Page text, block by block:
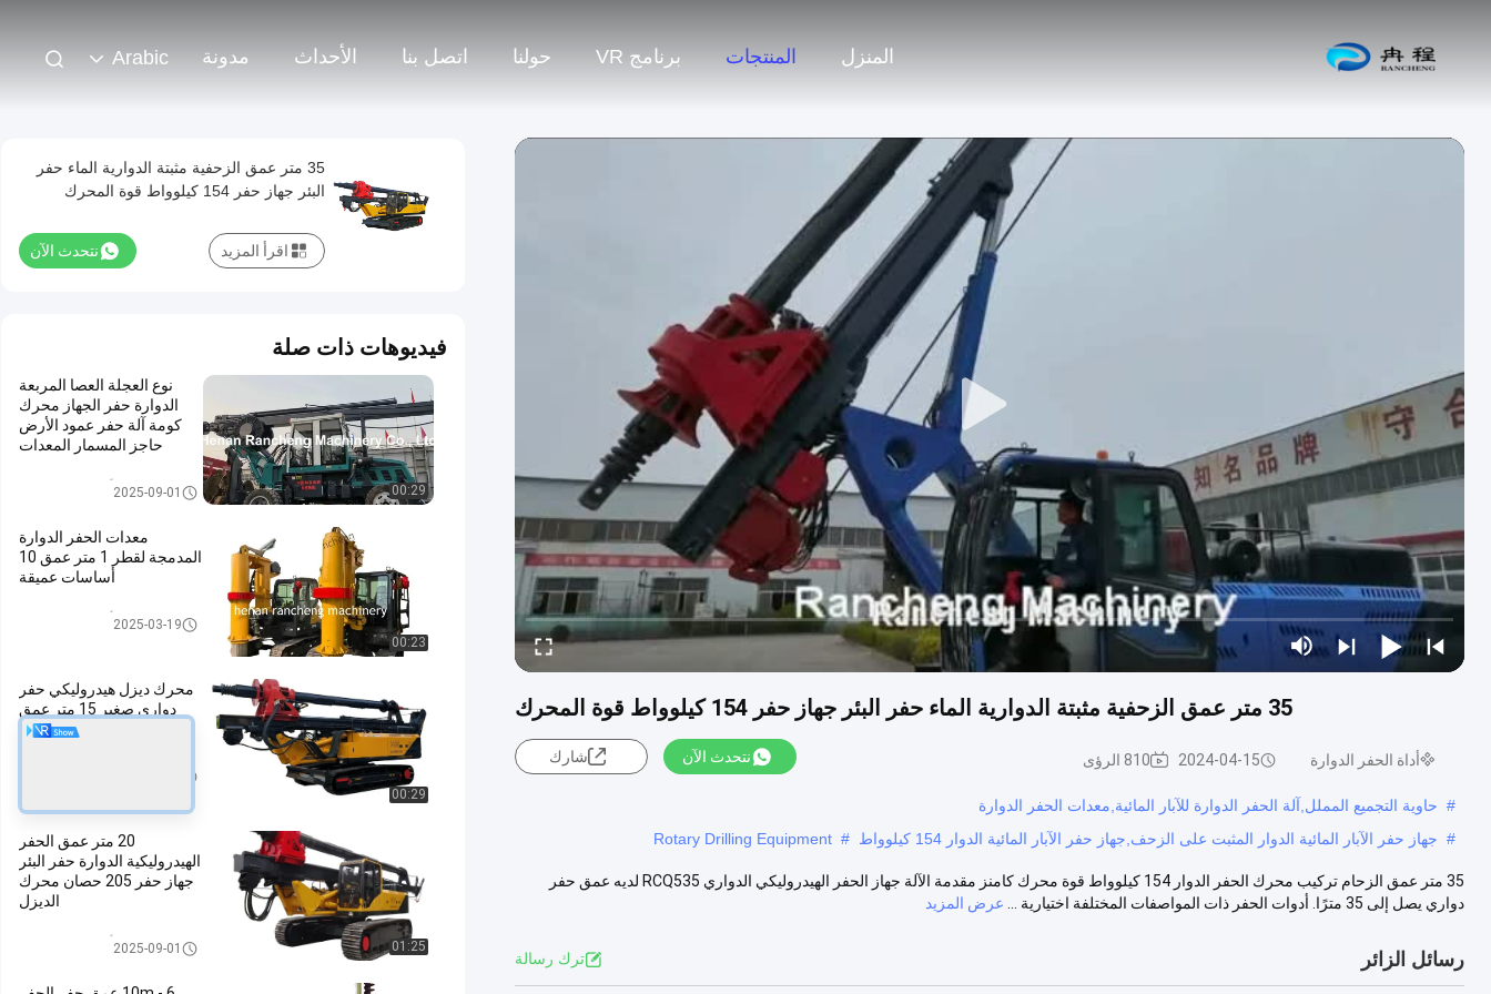
المنزل المنتجات برنامج VR حولنا اتصل بنا الأحداث مدونة Arabic
35 متر عمق الزحفية مثبتة الدوارية الماء حفر البئر جهاز حفر 154 كيلوواط قوة المحرك
أداة الحفر الدوارة 2024-04-15 810 الرؤى نتحدث الآن شارك
# حاوية التجميع المملل,آلة الحفر الدوارة للآبار المائية,معدات الحفر الدوارة
# جهاز حفر الآبار المائية الدوار المثبت على الزحف,جهاز حفر الآبار المائية الدوار 154 كيلوواط #
Rotary Drilling Equipment
35 متر عمق الزحام تركيب محرك الحفر الدوار 154 كيلوواط قوة محرك كامنز مقدمة الآلة جهاز الحفر الهيدروليكي الدواري RCQ535 لديه عمق حفر
دواري يصل إلى 35 مترًا. أدوات الحفر ذات المواصفات المختلفة اختيارية ...
عرض المزيد
رسائل الزائر ترك رسالة
35 متر عمق الزحفية مثبتة الدوارية الماء حفر
البئر جهاز حفر 154 كيلوواط قوة المحرك
نتحدث الآن اقرأ المزيد
فيديوهات ذات صلة
00:29
نوع العجلة العصا المربعة
الدوارة حفر الجهاز محرك
كومة آلة حفر عمود الأرض
حاجز المسمار المعدات
2025-09-01
00:23
معدات الحفر الدوارة
المدمجة لقطر 1 متر عمق 10
أساسات عميقة
2025-03-19
00:29
محرك ديزل هيدروليكي حفر
دواري صغير 15 متر عمق
حفر 110KW
01:25
20 متر عمق الحفر
الهيدروليكية الدوارة حفر البئر
جهاز حفر 205 حصان محرك
الديزل
2025-09-01